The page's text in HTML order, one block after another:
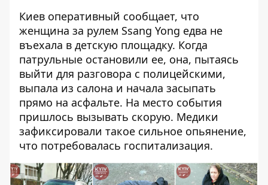
Киев оперативный сообщает, что
женщина за рулем Ssang Yong едва не
въехала в детскую площадку. Когда
патрульные остановили ее, она, пытаясь
выйти для разговора с полицейскими,
выпала из салона и начала засыпать
прямо на асфальте. На место события
пришлось вызывать скорую. Медики
зафиксировали такое сильное опьянение,
что потребовалась госпитализация.